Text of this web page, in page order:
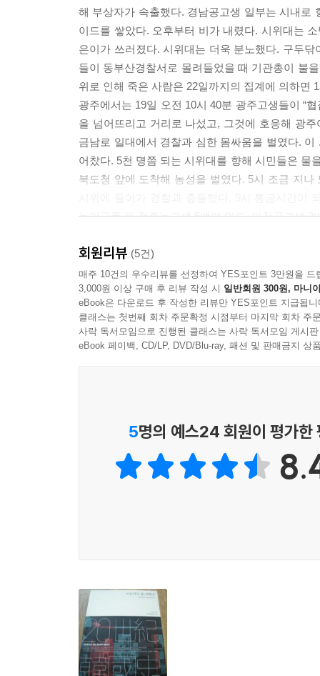
해 부상자가 속출했다. 경남공고생 일부는 시내로
이드를 쌓았다. 오후부터 비가 내렸다. 시위대는
은이가 쓰러졌다. 시위대는 더욱 분노했다. 구두닦
들이 동부산경찰서로 몰려들었을 때 기관총이 불
위로 인해 죽은 사람은 22일까지의 집계에 의하면
광주에서는 19일 오전 10시 40분 광주고생들이 “
을 넘어뜨리고 거리로 나섰고, 그것에 호응해 광
금남로 일대에서 경찰과 심한 몸싸움을 벌였다.
어찼다. 5천 명쯤 되는 시위대를 향해 시민들은
북도청 앞에 도착해 농성을 벌였다. 5시 조금 지
농기구를 든 청주농고생 5백여 명도, 인천공고생 3
--- p.238~246
회원리뷰 (5건)
매주 10건의 우수리뷰를 선정하여 YES포인트 3만원을 드
3,000원 이상 구매 후 리뷰 작성 시 일반회원 300원, 마니
eBook은 다운로드 후 작성한 리뷰만 YES포인트 지급됩니
클래스는 첫번째 회차 주문확정 시점부터 마지막 회차 주
사락 독서모임으로 진행된 클래스는 사락 독서모임 게시
eBook 페이백, CD/LP, DVD/Blu-ray, 패션 및 판매금지 상
5명의 예스24 회원이 평가한